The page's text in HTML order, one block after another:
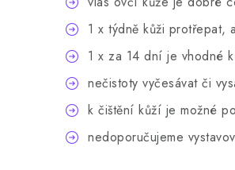
1 x týdně kůži protřepat,
1 x za 14 dní je vhodné
nečistoty vyčesávat či
k čištění kůží je možné
nedoporučujeme